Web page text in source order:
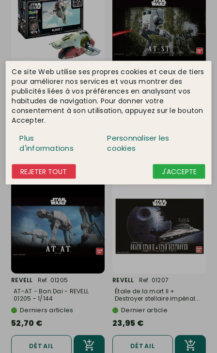
REVELL Ref. 5678
Slave 1 - 40e anniversaire
"L'Empire contre-attaque"...
Derniers articles
53,00 €
DÉTAIL
REVELL Ref. 01202
AT-ST - Ban Dai - REVELL
01202 - 1/48
Indisponible
DÉTAIL
REVELL
Ref. 01205
AT-AT - Ban Dai - REVELL
01205 - 1/144
Derniers articles
52,70 €
DÉTAIL
REVELL
Ref. 01207
Étoile de la mort II +
Destroyer stellaire impérial...
Dernier article
23,95 €
DÉTAIL
Ce site Web utilise ses propres cookies et ceux de tiers
pour améliorer nos services et vous montrer des
publicités liées à vos préférences en analysant vos
habitudes de navigation. Pour donner votre
consentement à son utilisation, appuyez sur le bouton
Accepter.
Plus
d'informations
Personnaliser les
cookies
REJETER TOUT J'ACCEPTE